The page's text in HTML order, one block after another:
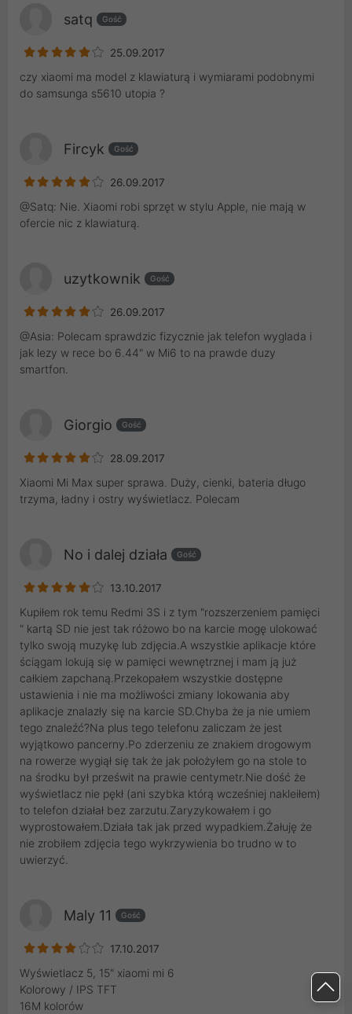
satq Gość
25.09.2017
czy xiaomi ma model z klawiaturą i wymiarami podobnymi
do samsunga s5610 utopia ?
Fircyk Gość
26.09.2017
@Satq: Nie. Xiaomi robi sprzęt w stylu Apple, nie mają w
ofercie nic z klawiaturą.
uzytkownik Gość
26.09.2017
@Asia: Polecam sprawdzic fizycznie jak telefon wyglada i
jak lezy w rece bo 6.44" w Mi6 to na prawde duzy
smartfon.
Giorgio Gość
28.09.2017
Xiaomi Mi Max super sprawa. Duży, cienki, bateria długo
trzyma, ładny i ostry wyświetlacz. Polecam
No i dalej działa Gość
13.10.2017
Kupiłem rok temu Redmi 3S i z tym "rozszerzeniem pamięci
" kartą SD nie jest tak różowo bo na karcie mogę ulokować
tylko swoją muzykę lub zdjęcia.A wszystkie aplikacje które
ściągam lokują się w pamięci wewnętrznej i mam ją już
całkiem zapchaną.Przekopałem wszystkie dostępne
ustawienia i nie ma możliwości zmiany lokowania aby
aplikacje znalazły się na karcie SD.Chyba że ja nie umiem
tego znaleźć?Na plus tego telefonu zaliczam że jest
wyjątkowo pancerny.Po zderzeniu ze znakiem drogowym
na rowerze wygiął się tak że jak położyłem go na stole to
na środku był prześwit na prawie centymetr.Nie dość że
wyświetlacz nie pękł (ani szybka którą wcześniej nakleiłem)
to telefon działał bez zarzutu.Zaryzykowałem i go
wyprostowałem.Działa tak jak przed wypadkiem.Żałuję że
nie zrobiłem zdjęcia tego wykrzywienia bo trudno w to
uwierzyć.
Maly 11 Gość
17.10.2017
Wyświetlacz 5, 15" xiaomi mi 6
Kolorowy / IPS TFT
16M kolorów